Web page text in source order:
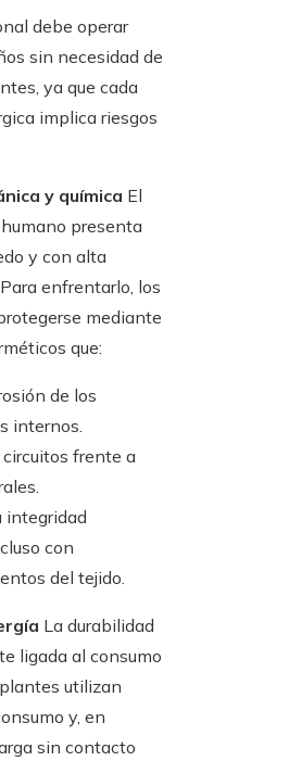
debe operar
sin necesidad de
ya que cada
implica riesgos
y química El
presenta
y con alta
enfrentarlo, los
mediante
que:
de los
internos.
frente a
integridad
con
del tejido.
La durabilidad
ligada al consumo
utilizan
y, en
sin contacto